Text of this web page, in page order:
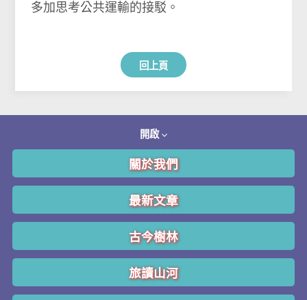
多加思考公共運輸的接駁。
回上頁
開啟
關於我們
最新文章
古今樹林
旅讀山河